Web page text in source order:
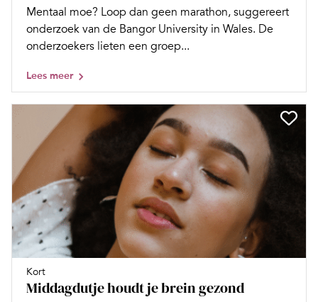
Mentaal moe? Loop dan geen marathon, suggereert
onderzoek van de Bangor University in Wales. De
onderzoekers lieten een groep...
Lees meer
Kort
Middagdutje houdt je brein gezond